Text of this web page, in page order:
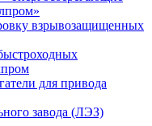
взрывозащищенных
для привода
завода (ЛЭЗ)